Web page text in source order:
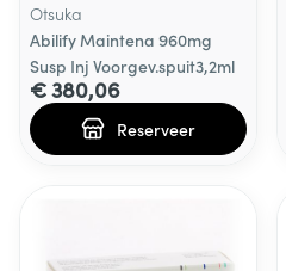
Otsuka
Abilify Maintena 960mg
Susp Inj Voorgev.spuit3,2ml
€ 380,06
Reserveer